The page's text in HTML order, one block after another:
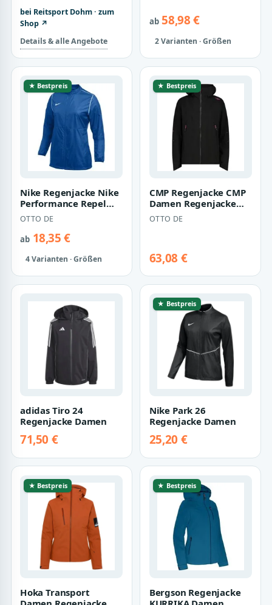
bei Reitsport Dohm · zum
Shop ↗
Details & alle Angebote
ab58,98 €
2 Varianten · Größen
★ Bestpreis
Nike Regenjacke Nike
Performance Repel
Park20 Regenjacke
Damen Atmungs…
OTTO DE
ab18,35 €
4 Varianten · Größen
★ Bestpreis
CMP Regenjacke CMP
Damen Regenjacke
Woman Jacket Fix
Hood 34Z6516
OTTO DE
63,08 €
adidas Tiro 24
Regenjacke Damen
71,50 €
★ Bestpreis
Nike Park 26
Regenjacke Damen
25,20 €
★ Bestpreis
Hoka Transport
★ Bestpreis
Bergson Regenjacke